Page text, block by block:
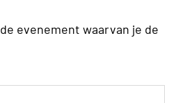
evenement waarvan je de